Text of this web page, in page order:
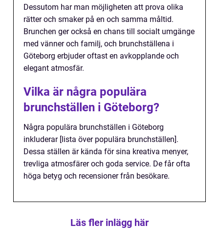
Dessutom har man möjligheten att prova olika
rätter och smaker på en och samma måltid.
Brunchen ger också en chans till socialt umgänge
med vänner och familj, och brunchställena i
Göteborg erbjuder oftast en avkopplande och
elegant atmosfär.
Vilka är några populära
brunchställen i Göteborg?
Några populära brunchställen i Göteborg
inkluderar [lista över populära brunchställen].
Dessa ställen är kända för sina kreativa menyer,
trevliga atmosfärer och goda service. De får ofta
höga betyg och recensioner från besökare.
Läs fler inlägg här